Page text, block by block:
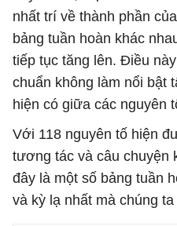
nhất trí về thành phần
bảng tuần hoàn khác
tiếp tục tăng lên. Điều
chuẩn không làm nổi bật
hiện có giữa các nguyên
Với 118 nguyên tố hiện
tương tác và câu chuyện
đây là một số bảng tuần
và kỳ lạ nhất mà chúng